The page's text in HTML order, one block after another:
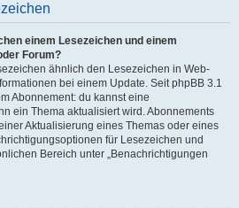
einem Lesezeichen und einem
Forum?
ähnlich den Lesezeichen in Web-
bei einem Update. Seit phpBB 3.1
Abonnement: du kannst eine
ein Thema aktualisiert wird. Abonnements
Aktualisierung eines Themas oder eines
für Lesezeichen und
Bereich unter „Benachrichtigungen